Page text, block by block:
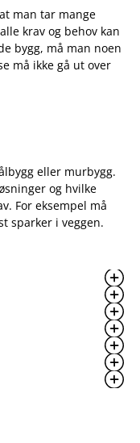
man tar mange
krav og behov kan
bygg, må man noen
må ikke gå ut over
eller murbygg.
og hvilke
For eksempel må
sparker i veggen.